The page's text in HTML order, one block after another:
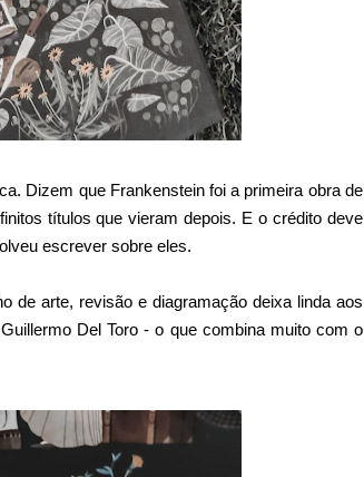
Dizem que Frankenstein foi a primeira obra de
títulos que vieram depois. E o crédito deve
escrever sobre eles.
de arte, revisão e diagramação deixa linda aos
Del Toro - o que combina muito com o